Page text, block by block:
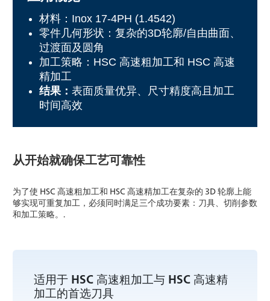
材料：Inox 17-4PH (1.4542)
零件几何形状：复杂的3D轮廓/自由曲面、
过渡面及圆角
加工策略：HSC 高速粗加工和 HSC 高速
精加工
结果： 表面质量优异、尺寸精度高且加工
时间高效
从开始就确保工艺可靠性
为了使 HSC 高速粗加工和 HSC 高速精加工在复杂的 3D 轮廓上能
够实现可重复加工，必须同时满足三个成功要素：刀具、切削参数
和加工策略。.
适用于 HSC 高速粗加工与 HSC 高速精
加工的首选刀具